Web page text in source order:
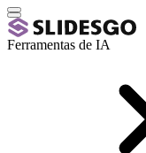
Ferramentas de IA